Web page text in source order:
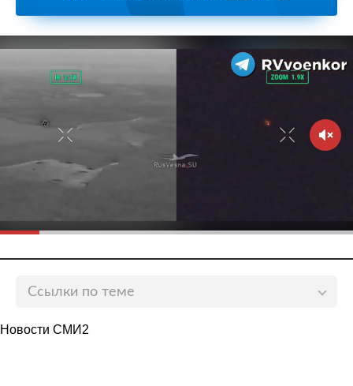
Ссылки по теме
свободы девушке, сбившей троих детей в Москве
Новости СМИ2